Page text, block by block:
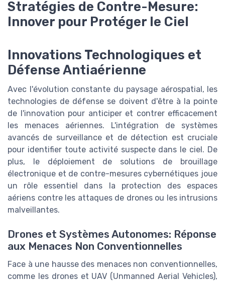
Stratégies de Contre-Mesure:
Innover pour Protéger le Ciel
Innovations Technologiques et
Défense Antiaérienne
Avec l'évolution constante du paysage aérospatial, les
technologies de défense se doivent d'être à la pointe
de l'innovation pour anticiper et contrer efficacement
les menaces aériennes. L'intégration de systèmes
avancés de surveillance et de détection est cruciale
pour identifier toute activité suspecte dans le ciel. De
plus, le déploiement de solutions de brouillage
électronique et de contre-mesures cybernétiques joue
un rôle essentiel dans la protection des espaces
aériens contre les attaques de drones ou les intrusions
malveillantes.
Drones et Systèmes Autonomes: Réponse
aux Menaces Non Conventionnelles
Face à une hausse des menaces non conventionnelles,
comme les drones et UAV (Unmanned Aerial Vehicles),